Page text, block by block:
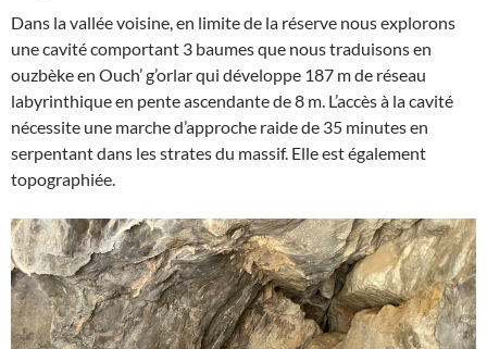
Dans la vallée voisine, en limite de la réserve nous explorons
une cavité comportant 3 baumes que nous traduisons en
ouzbèke en Ouch’ g’orlar qui développe 187 m de réseau
labyrinthique en pente ascendante de 8 m. L’accès à la cavité
nécessite une marche d’approche raide de 35 minutes en
serpentant dans les strates du massif. Elle est également
topographiée.